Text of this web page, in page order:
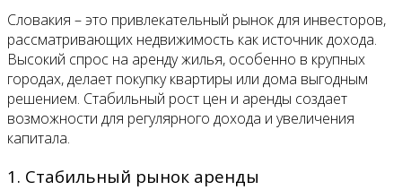
Словакия – это привлекательный рынок для инвесторов,
рассматривающих недвижимость как источник дохода.
Высокий спрос на аренду жилья, особенно в крупных
городах, делает покупку квартиры или дома выгодным
решением. Стабильный рост цен и аренды создает
возможности для регулярного дохода и увеличения
капитала.
1. Стабильный рынок аренды